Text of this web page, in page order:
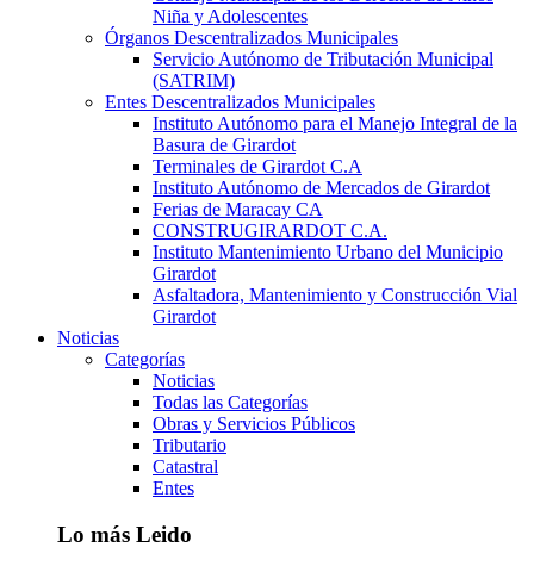
Niña y Adolescentes
Órganos Descentralizados Municipales
Servicio Autónomo de Tributación Municipal
(SATRIM)
Entes Descentralizados Municipales
Instituto Autónomo para el Manejo Integral de la
Basura de Girardot
Terminales de Girardot C.A
Instituto Autónomo de Mercados de Girardot
Ferias de Maracay CA
CONSTRUGIRARDOT C.A.
Instituto Mantenimiento Urbano del Municipio
Girardot
Asfaltadora, Mantenimiento y Construcción Vial
Girardot
Noticias
Categorías
Noticias
Todas las Categorías
Obras y Servicios Públicos
Tributario
Catastral
Entes
Lo más Leido